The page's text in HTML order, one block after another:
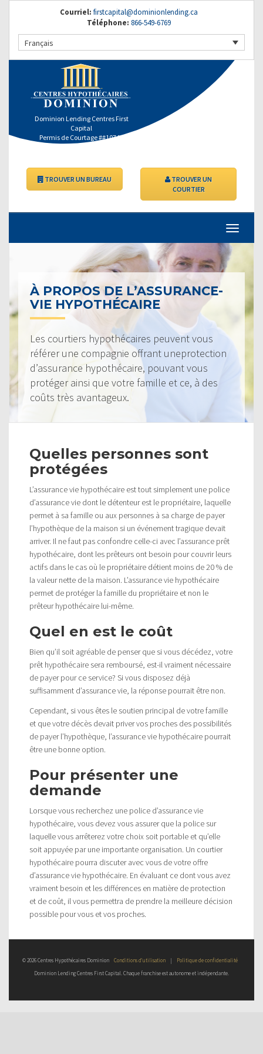
Courriel: firstcapital@dominionlending.ca
Téléphone: 866-549-6769
Français
Dominion Lending Centres First
Capital
Permis de Courtage ##10746
TROUVER UN BUREAU
TROUVER UN
COURTIER
À PROPOS DE L’ASSURANCE-
VIE HYPOTHÉCAIRE
Les courtiers hypothécaires peuvent vous
référer une compagnie offrant uneprotection
d’assurance hypothécaire, pouvant vous
protéger ainsi que votre famille et ce, à des
coûts très avantageux.
Quelles personnes sont
protégées
L’assurance vie hypothécaire est tout simplement une police
d’assurance vie dont le détenteur est le propriétaire, laquelle
permet à sa famille ou aux personnes à sa charge de payer
l’hypothèque de la maison si un événement tragique devait
arriver. Il ne faut pas confondre celle-ci avec l’assurance prêt
hypothécaire, dont les prêteurs ont besoin pour couvrir leurs
actifs dans le cas où le propriétaire détient moins de 20 % de
la valeur nette de la maison. L’assurance vie hypothécaire
permet de protéger la famille du propriétaire et non le
prêteur hypothécaire lui-même.
Quel en est le coût
Bien qu’il soit agréable de penser que si vous décédez, votre
prêt hypothécaire sera remboursé, est-il vraiment nécessaire
de payer pour ce service? Si vous disposez déjà
suffisamment d’assurance vie, la réponse pourrait être non.
Cependant, si vous êtes le soutien principal de votre famille
et que votre décès devait priver vos proches des possibilités
de payer l’hypothèque, l’assurance vie hypothécaire pourrait
être une bonne option.
Pour présenter une
demande
Lorsque vous recherchez une police d’assurance vie
hypothécaire, vous devez vous assurer que la police sur
laquelle vous arrêterez votre choix soit portable et qu’elle
soit appuyée par une importante organisation. Un courtier
hypothécaire pourra discuter avec vous de votre offre
d’assurance vie hypothécaire. En évaluant ce dont vous avez
vraiment besoin et les différences en matière de protection
et de coût, il vous permettra de prendre la meilleure décision
possible pour vous et vos proches.
© 2026 Centres Hypothécaires Dominion Conditions d’utilisation |
Politique de confidentialité
Dominion Lending Centres First Capital. Chaque franchise est autonome et indépendante.